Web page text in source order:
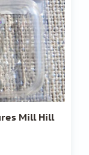
Mill Hill